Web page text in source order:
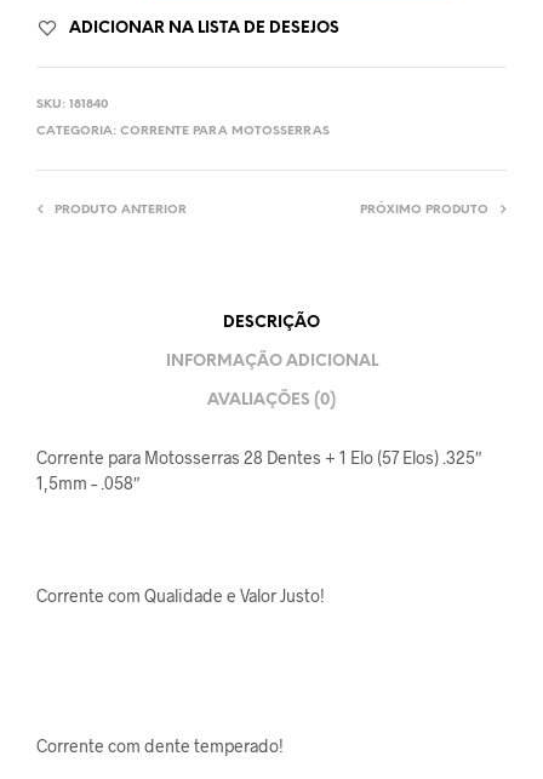
ADICIONAR NA LISTA DE DESEJOS
SKU: 181840
CATEGORIA: CORRENTE PARA MOTOSSERRAS
PRODUTO ANTERIOR PRÓXIMO PRODUTO
DESCRIÇÃO
INFORMAÇÃO ADICIONAL
AVALIAÇÕES (0)
Corrente para Motosserras 28 Dentes + 1 Elo (57 Elos) .325″
1,5mm – .058″
Corrente com Qualidade e Valor Justo!
Corrente com dente temperado!